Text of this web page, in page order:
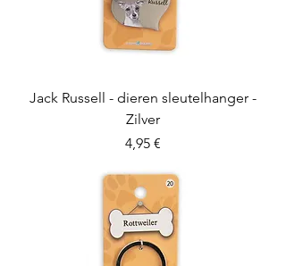
Jack Russell - dieren sleutelhanger -
Zilver
Preis
4,95 €